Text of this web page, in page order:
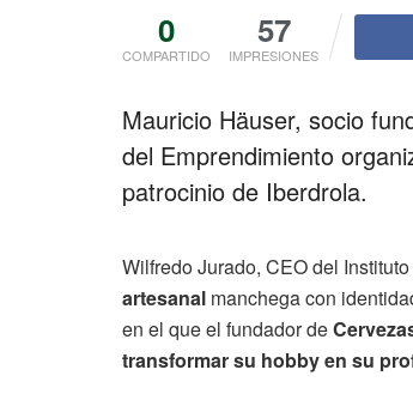
0
COMPARTIDO
57
IMPRESIONES
Mauricio Häuser, socio
del Emprendimiento
patrocinio de Iberdrola.
Wilfredo Jurado, CEO del
artesanal manchega con
en el que el fundador de
transformar su hobby en su